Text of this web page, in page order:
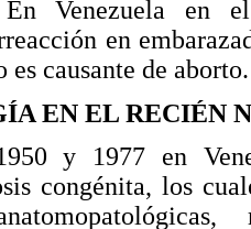
En Venezuela en
en
es causante de aborto.
EN EL RECIÉN
y 1977 en
congénita, los